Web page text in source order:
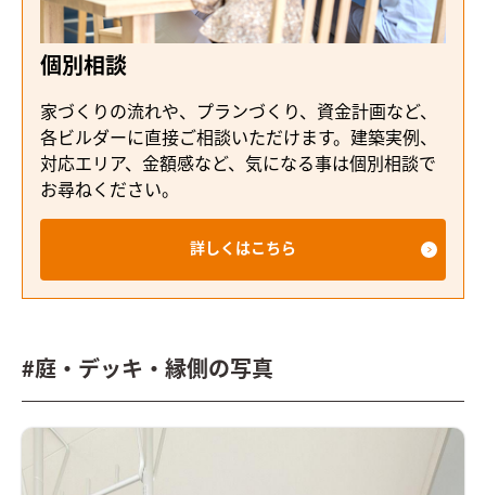
個別相談
家づくりの流れや、プランづくり、資金計画など、
各ビルダーに直接ご相談いただけます。建築実例、
対応エリア、金額感など、気になる事は個別相談で
お尋ねください。
詳しくはこちら
#庭・デッキ・縁側の写真